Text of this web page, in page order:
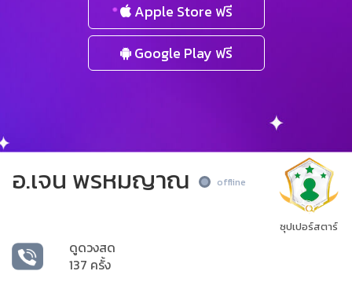
Apple Store ฟรี
Google Play ฟรี
อ.เจน พรหมญาณ offline
ดูดวงสด
137 ครั้ง
ซุปเปอร์สตาร์